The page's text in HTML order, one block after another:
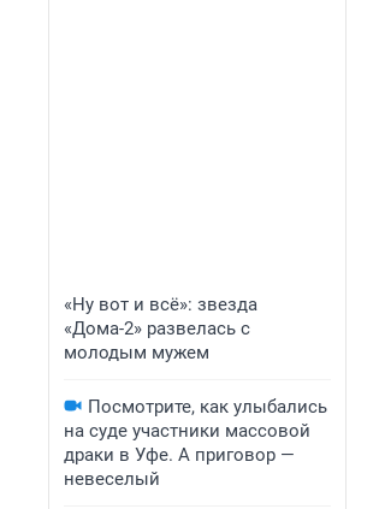
«Ну вот и всё»: звезда
«Дома-2» развелась с
молодым мужем
Посмотрите, как улыбались
на суде участники массовой
драки в Уфе. А приговор —
невеселый